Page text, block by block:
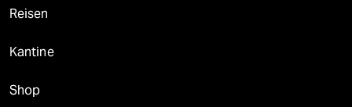
Reisen
Kantine
Shop